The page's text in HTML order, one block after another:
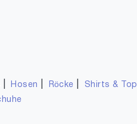
Hosen Röcke Shirts &